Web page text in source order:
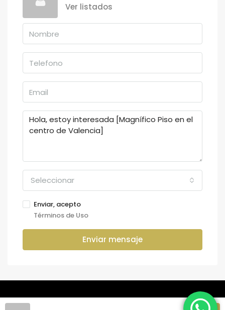
Ver listados
Seleccionar
Enviar, acepto
Términos de Uso
Enviar mensaje
© URBANIA HOMES - Todos los derechos reservados